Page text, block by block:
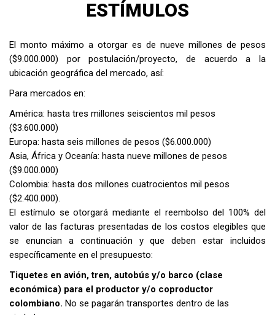
ESTÍMULOS
El monto máximo a otorgar es de nueve millones de pesos
($9.000.000) por postulación/proyecto, de acuerdo a la
ubicación geográfica del mercado, así:
Para mercados en:
América: hasta tres millones seiscientos mil pesos
($3.600.000)
Europa: hasta seis millones de pesos ($6.000.000)
Asia, África y Oceanía: hasta nueve millones de pesos
($9.000.000)
Colombia: hasta dos millones cuatrocientos mil pesos
($2.400.000).
El estímulo se otorgará mediante el reembolso del 100% del
valor de las facturas presentadas de los costos elegibles que
se enuncian a continuación y que deben estar incluidos
específicamente en el presupuesto:
Tiquetes en avión, tren, autobús y/o barco (clase
económica) para el productor y/o coproductor
colombiano. No se pagarán transportes dentro de las